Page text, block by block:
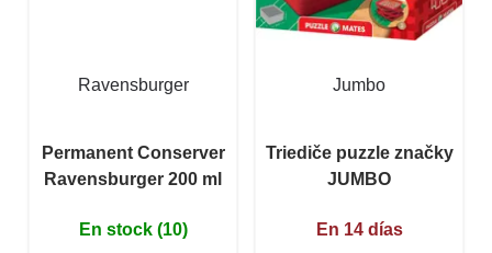
Ravensburger
Permanent Conserver
Ravensburger 200 ml
En stock (10)
Jumbo
Triediče puzzle značky
JUMBO
En 14 días